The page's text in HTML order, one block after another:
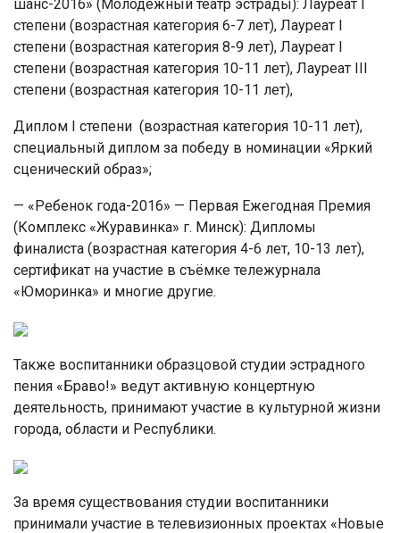
шанс-2016» (Молодёжный театр эстрады): Лауреат I
степени (возрастная категория 6-7 лет), Лауреат I
степени (возрастная категория 8-9 лет), Лауреат I
степени (возрастная категория 10-11 лет), Лауреат III
степени (возрастная категория 10-11 лет),
Диплом I степени (возрастная категория 10-11 лет),
специальный диплом за победу в номинации «Яркий
сценический образ»;
— «Ребенок года-2016» — Первая Ежегодная Премия
(Комплекс «Журавинка» г. Минск): Дипломы
финалиста (возрастная категория 4-6 лет, 10-13 лет),
сертификат на участие в съёмке тележурнала
«Юморинка» и многие другие.
Также воспитанники образцовой студии эстрадного
пения «Браво!» ведут активную концертную
деятельность, принимают участие в культурной жизни
города, области и Республики.
За время существования студии воспитанники
принимали участие в телевизионных проектах «Новые